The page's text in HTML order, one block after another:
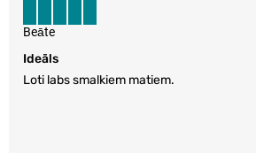
Ideāls
Loti labs smalkiem matiem.
Beāte